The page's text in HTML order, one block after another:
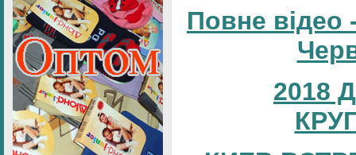
Повне відео
2018